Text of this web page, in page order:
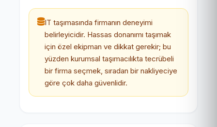
IT taşımasında firmanın deneyimi
belirleyicidir. Hassas donanımı taşımak
için özel ekipman ve dikkat gerekir; bu
yüzden kurumsal taşımacılıkta tecrübeli
bir firma seçmek, sıradan bir nakliyeciye
göre çok daha güvenlidir.